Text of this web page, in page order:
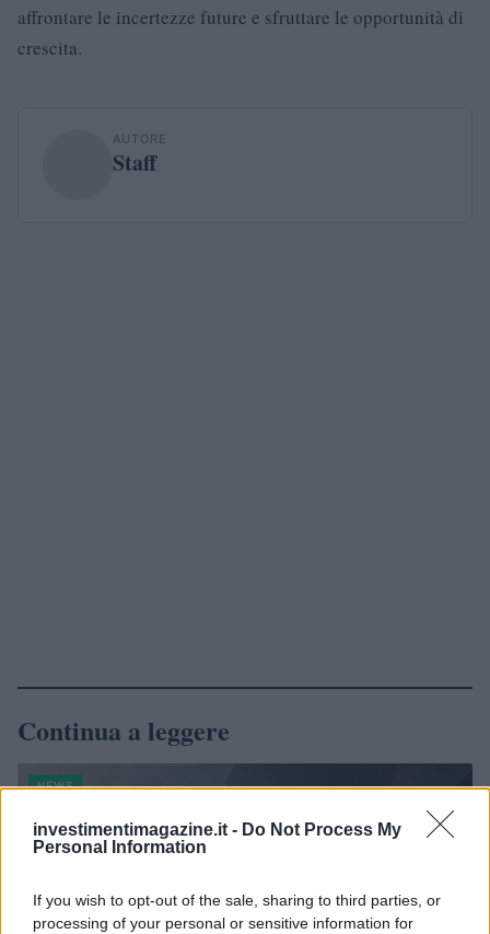
investimentimagazine.it - Do Not Process My
Personal Information
If you wish to opt-out of the sale, sharing to third parties, or
processing of your personal or sensitive information for
affrontare le incertezze future e sfruttare le opportunità di
crescita.
AUTORE
Staff
Continua a leggere
NEWS